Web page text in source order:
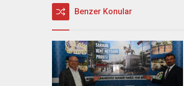
Benzer Konular